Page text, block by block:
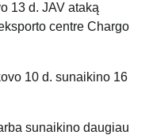
13 d. JAV ataką
centre Chargo
10 d. sunaikino 16
sunaikino daugiau